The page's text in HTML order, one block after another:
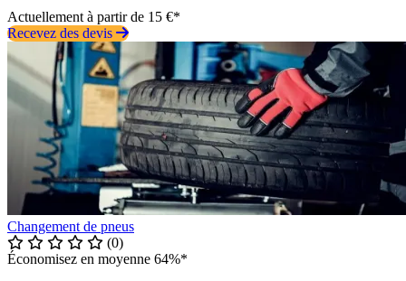
Actuellement à partir de 15 €*
Recevez des devis
Changement de pneus
(0)
Économisez en moyenne 64%*